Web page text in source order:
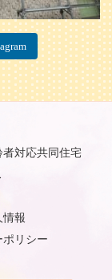
者対応共同住宅
情報
ポリシー